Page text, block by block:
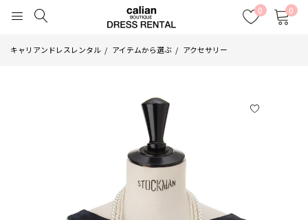
0 0
キャリアンドレスレンタル アイテムから選ぶ アクセサリー